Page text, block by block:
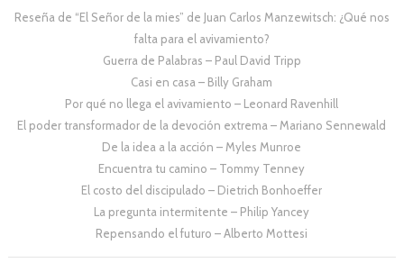
Reseña de “El Señor de la mies” de Juan Carlos Manzewitsch: ¿Qué nos
falta para el avivamiento?
Guerra de Palabras – Paul David Tripp
Casi en casa – Billy Graham
Por qué no llega el avivamiento – Leonard Ravenhill
El poder transformador de la devoción extrema – Mariano Sennewald
De la idea a la acción – Myles Munroe
Encuentra tu camino – Tommy Tenney
El costo del discipulado – Dietrich Bonhoeffer
La pregunta intermitente – Philip Yancey
Repensando el futuro – Alberto Mottesi